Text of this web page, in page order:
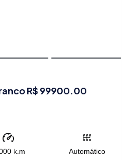
R$ 99900.00
k.m Automático